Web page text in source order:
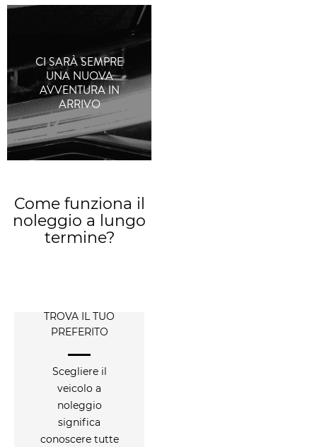
CI SARÀ SEMPRE
UNA NUOVA
AVVENTURA IN
ARRIVO
Come funziona il
noleggio a lungo
termine?
TROVA IL TUO
PREFERITO
Scegliere il
veicolo a
noleggio
significa
conoscere tutte